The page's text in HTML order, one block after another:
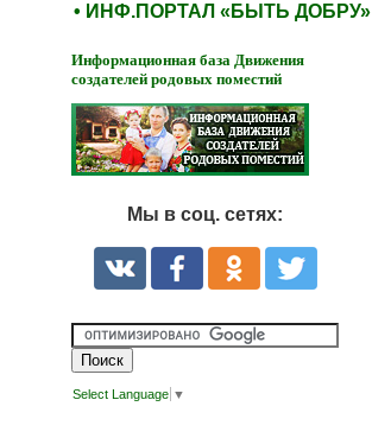
• ИНФ.ПОРТАЛ «БЫТЬ ДОБРУ»
Информационная база Движения
создателей родовых поместий
Мы в соц. сетях:
Select Language ▼